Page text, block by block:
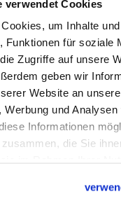
verwendet Cookies
um Inhalte
Funktionen für soziale
Zugriffe auf unsere
geben wir
Website an
Werbung und
Informationen
die Sie
Sinn". Viel
die Frage einmal
"Was sieht
was ich nicht
da?".
des
Während